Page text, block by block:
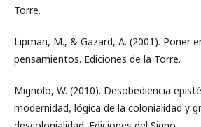
Torre.
Lipman, M., & Gazard, A. (2001). Poner
pensamientos. Ediciones de la Torre.
Mignolo, W. (2010). Desobediencia
modernidad, lógica de la colonialidad y